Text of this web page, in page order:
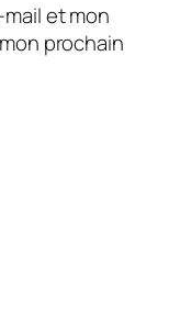
et mon
prochain